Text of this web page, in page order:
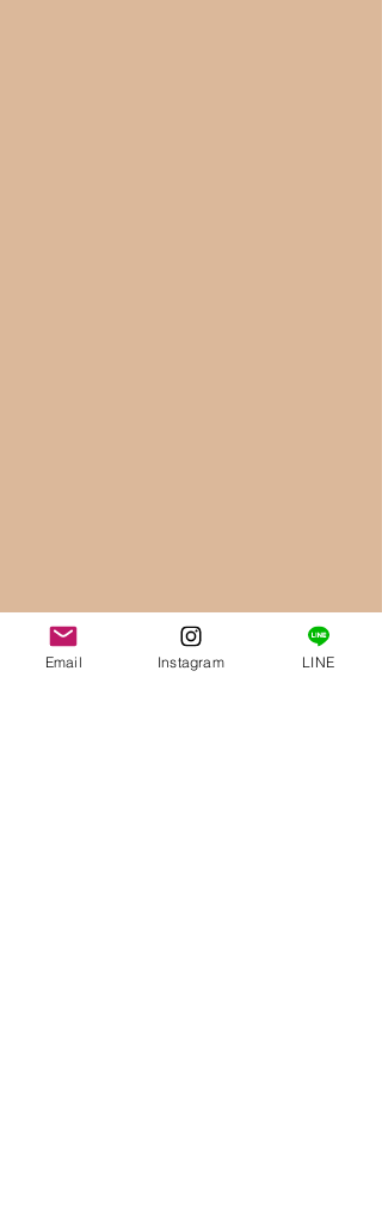
Email Instagram LINE